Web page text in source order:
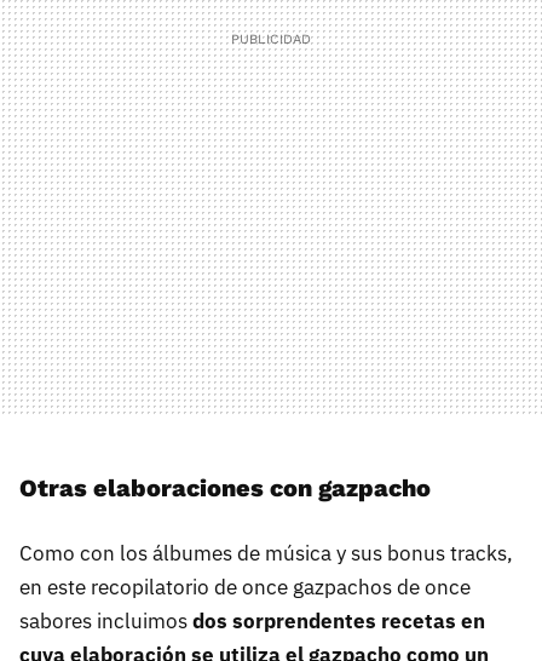
Otras elaboraciones con gazpacho
Como con los álbumes de música y sus bonus tracks,
en este recopilatorio de once gazpachos de once
sabores incluimosdos sorprendentes recetas en
cuya elaboración se utiliza el gazpacho como un